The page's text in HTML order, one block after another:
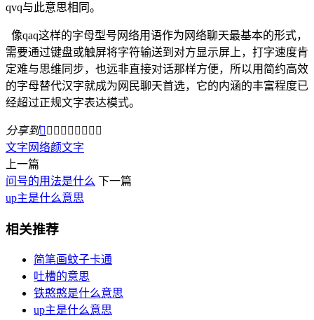
qvq与此意思相同。
像qaq这样的字母型号网络用语作为网络聊天最基本的形式，
需要通过键盘或触屏将字符输送到对方显示屏上，打字速度肯
定难与思维同步，也远非直接对话那样方便，所以用简约高效
的字母替代汉字就成为网民聊天首选，它的内涵的丰富程度已
经超过正规文字表达模式。
分享到        
文字 网络颜文字
上一篇
问号的用法是什么 下一篇
up主是什么意思
相关推荐
简笔画蚊子卡通
吐槽的意思
铁憨憨是什么意思
up主是什么意思